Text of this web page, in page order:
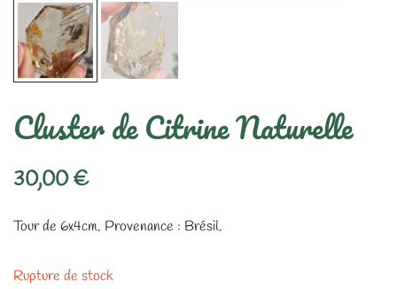
Cluster de Citrine Naturelle
30,00€
Tour de 6x4cm. Provenance : Brésil.
Rupture de stock